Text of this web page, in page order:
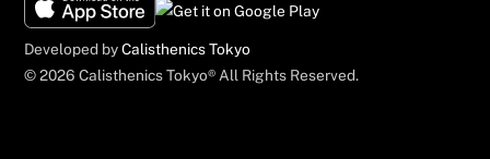
Developed byCalisthenics Tokyo
© 2026 Calisthenics Tokyo® All Rights Reserved.